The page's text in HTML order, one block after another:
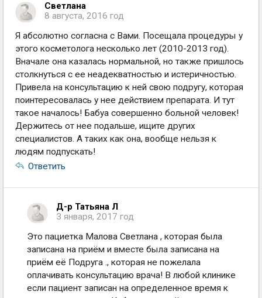
Светлана
8 августа, 2016 год
Я абсолютно согласна с Вами. Посещала процедуры у
этого косметолога несколько лет (2010-2013 год).
Вначале она казалась нормальной, но также пришлось
столкнуться с ее неадекватностью и истеричностью.
Привела на консультацию к ней свою подругу, которая
поинтересовалась у нее действием препарата. И тут
такое началось! Бабуа совершенно больной человек!
Держитесь от нее подальше, ищите других
специалистов. А таких как она, вообще нельзя к
людям подпускать!
Ответить
Д-р Татьяна Л
3 января, 2017 год
Это пациетка Малова Светлана , которая была
записана на приём и вместе была записана на
приём её Подруга ., которая не пожелала
оплачивать консультацию врача! В любой клинике
если пациент записан на определенное время к